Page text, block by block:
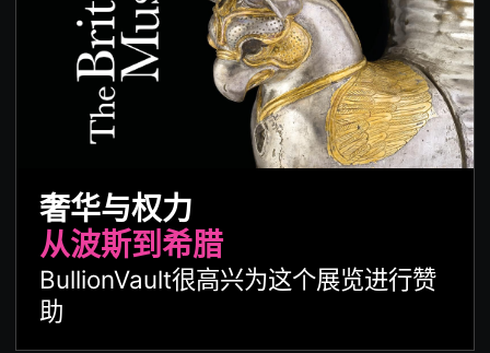
奢华与权力
从波斯到希腊
BullionVault很高兴为这个展览进行赞
助